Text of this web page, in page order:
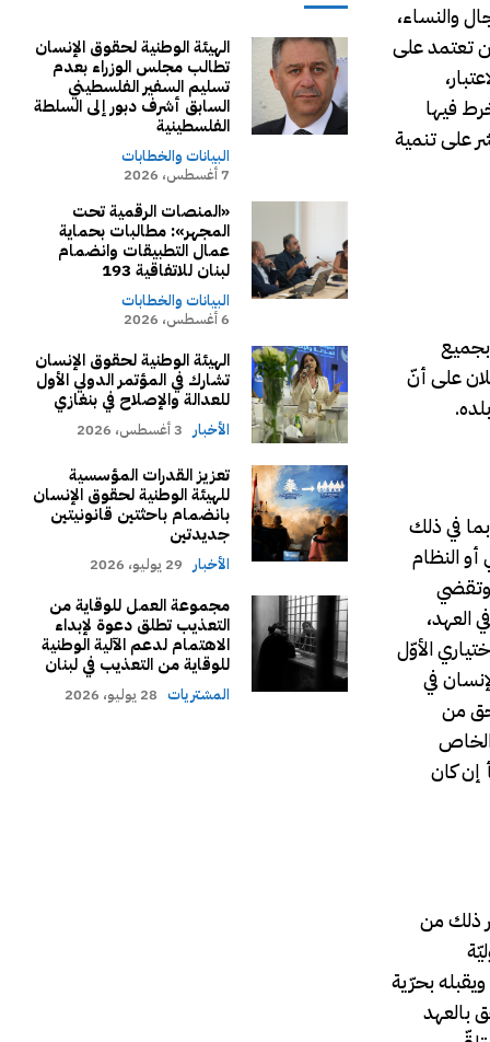
الهيئة الوطنية لحقوق الإنسان
تطالب مجلس الوزراء بعدم
تسليم السفير الفلسطيني
السابق أشرف دبور إلى السلطة
الفلسطينية
البيانات والخطابات
7 أغسطس، 2026
«المنصات الرقمية تحت
المجهر»: مطالبات بحماية
عمال التطبيقات وانضمام
لبنان للاتفاقية 193
البيانات والخطابات
6 أغسطس، 2026
الهيئة الوطنية لحقوق الإنسان
تشارك في المؤتمر الدولي الأول
للعدالة والإصلاح في بنغازي
الأخبار 3 أغسطس، 2026
تعزيز القدرات المؤسسية
للهيئة الوطنية لحقوق الإنسان
بانضمام باحثتين قانونيتين
جديدتين
الأخبار 29 يوليو، 2026
مجموعة العمل للوقاية من
التعذيب تطلق دعوة لإبداء
الاهتمام لدعم الآلية الوطنية
للوقاية من التعذيب في لبنان
المشتريات 28 يوليو، 2026
والنساء،
تعتمد على
فيها
على تنمية
أساس العرق أو اللّون أو الأصل القومي. وتنصّ المادّة 13 من الإعلان على أنّ
في ذلك
النظام
وتقضي
العهد،
الأوّل
في
حق من
الخاص
إن كان
ذلك من
بحرّية
بالعهد